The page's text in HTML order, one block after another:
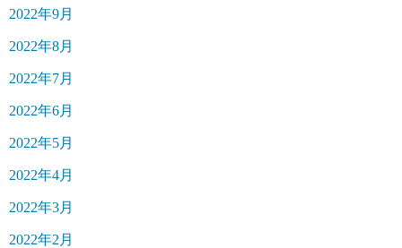
2022年9月
2022年8月
2022年7月
2022年6月
2022年5月
2022年4月
2022年3月
2022年2月